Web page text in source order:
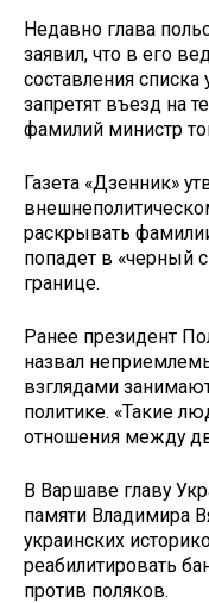
Недавно глава
заявил, что в его
составления
запретят въезд на
фамилий министр
Газета «Дзенник»
раскрывать
попадет в «черный
границе.
Ранее президент
назвал
взглядами
политике. «Такие
отношения между
В Варшаве главу
памяти Владимира
украинских
реабилитировать
против поляков.